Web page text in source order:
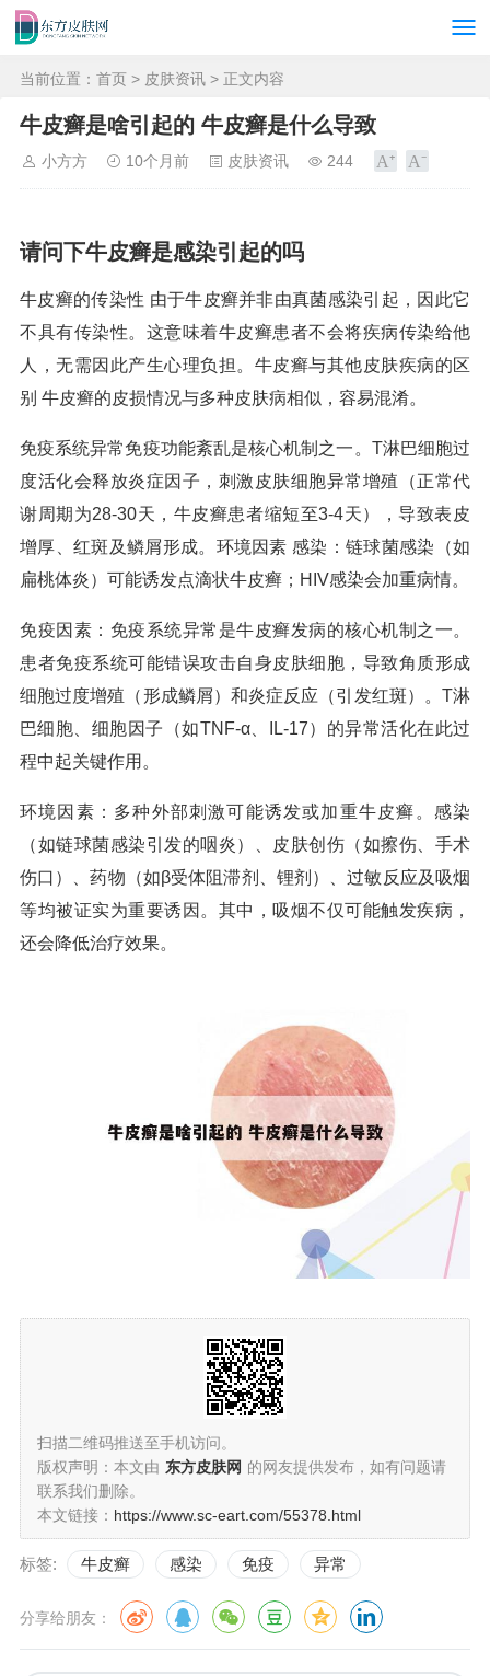
当前位置： 首页 > 皮肤资讯 > 正文内容
牛皮癣是啥引起的 牛皮癣是什么导致
小方方 10个月前 皮肤资讯 244
请问下牛皮癣是感染引起的吗
牛皮癣的传染性 由于牛皮癣并非由真菌感染引起，因此它
不具有传染性。这意味着牛皮癣患者不会将疾病传染给他
人，无需因此产生心理负担。牛皮癣与其他皮肤疾病的区
别 牛皮癣的皮损情况与多种皮肤病相似，容易混淆。
免疫系统异常免疫功能紊乱是核心机制之一。T淋巴细胞过
度活化会释放炎症因子，刺激皮肤细胞异常增殖（正常代
谢周期为28-30天，牛皮癣患者缩短至3-4天），导致表皮
增厚、红斑及鳞屑形成。环境因素 感染：链球菌感染（如
扁桃体炎）可能诱发点滴状牛皮癣；HIV感染会加重病情。
免疫因素：免疫系统异常是牛皮癣发病的核心机制之一。
患者免疫系统可能错误攻击自身皮肤细胞，导致角质形成
细胞过度增殖（形成鳞屑）和炎症反应（引发红斑）。T淋
巴细胞、细胞因子（如TNF-α、IL-17）的异常活化在此过
程中起关键作用。
环境因素：多种外部刺激可能诱发或加重牛皮癣。感染
（如链球菌感染引发的咽炎）、皮肤创伤（如擦伤、手术
伤口）、药物（如β受体阻滞剂、锂剂）、过敏反应及吸烟
等均被证实为重要诱因。其中，吸烟不仅可能触发疾病，
还会降低治疗效果。
扫描二维码推送至手机访问。
版权声明：本文由 东方皮肤网 的网友提供发布，如有问题请
联系我们删除。
本文链接： https://www.sc-eart.com/55378.html
标签: 牛皮癣 感染 免疫 异常
分享给朋友：